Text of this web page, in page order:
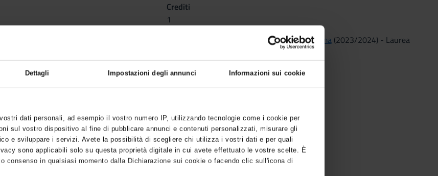
Dettagli Impostazioni degli annunci Informazioni sui cookie
dati personali, ad esempio il vostro numero IP, utilizzando tecnologie come i cookie per
sul vostro dispositivo al fine di pubblicare annunci e contenuti personalizzati, misurare gli
e sviluppare i servizi. Avete la possibilità di scegliere chi utilizza i vostri dati e per quali
sono applicabili solo su questa proprietà digitale in cui avete effettuato le vostre scelte. È
consenso in qualsiasi momento dalla Dichiarazione sui cookie o facendo clic sull'icona di
Crediti
1
dall'insegnamento
Trame invisibili nella realta' contemporanea - Grande Seminario di Diotima(2023/2024) - Laurea